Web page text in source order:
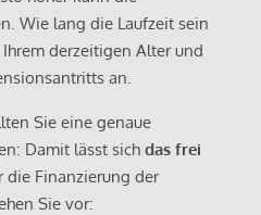
Wie lang die Laufzeit sein
derzeitigen Alter und
an.
Sie eine genaue
Damit lässt sich das frei
die Finanzierung der
Sie vor: